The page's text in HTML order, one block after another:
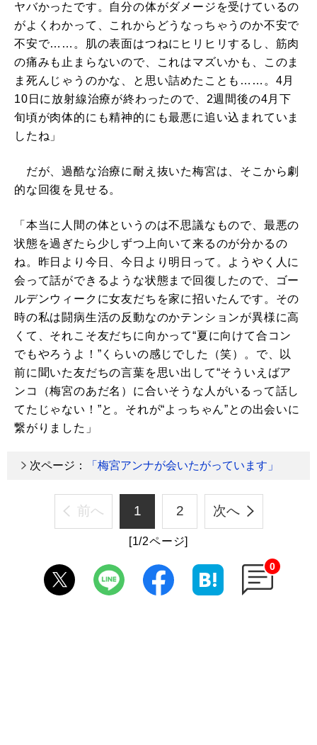
ヤバかったです。自分の体がダメージを受けているの
がよくわかって、これからどうなっちゃうのか不安で
不安で……。肌の表面はつねにヒリヒリするし、筋肉
の痛みも止まらないので、これはマズいかも、このま
ま死んじゃうのかな、と思い詰めたことも……。4月
10日に放射線治療が終わったので、2週間後の4月下
旬頃が肉体的にも精神的にも最悪に追い込まれていま
したね」
だが、過酷な治療に耐え抜いた梅宮は、そこから劇
的な回復を見せる。
「本当に人間の体というのは不思議なもので、最悪の
状態を過ぎたら少しずつ上向いて来るのが分かるの
ね。昨日より今日、今日より明日って。ようやく人に
会って話ができるような状態まで回復したので、ゴー
ルデンウィークに女友だちを家に招いたんです。その
時の私は闘病生活の反動なのかテンションが異様に高
くて、それこそ友だちに向かって“夏に向けて合コン
でもやろうよ！”くらいの感じでした（笑）。で、以
前に聞いた友だちの言葉を思い出して“そういえばア
ンコ（梅宮のあだ名）に合いそうな人がいるって話し
てたじゃない！”と。それが“よっちゃん”との出会いに
繋がりました」
次ページ： 「梅宮アンナが会いたがっています」
前へ 1 2 次へ
[1/2ページ]
0